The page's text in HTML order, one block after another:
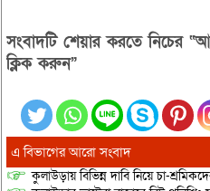
সংবাদটি শেয়ার করতে নিচের
ক্লিক করুন”
এ বিভাগের আরো সংবাদ
কুলাউড়ায় বিভিন্ন দাবি নিয়ে চা-